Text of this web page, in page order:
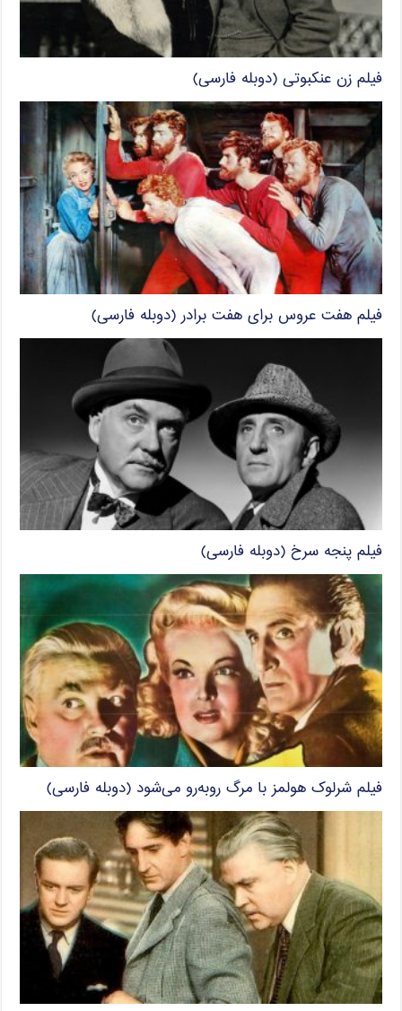
فیلم زن عنکبوتی (دوبله فارسی)
فیلم هفت عروس برای هفت برادر (دوبله فارسی)
فیلم پنجه سرخ (دوبله فارسی)
فیلم شرلوک هولمز با مرگ روبه‌رو می‌شود (دوبله فارسی)